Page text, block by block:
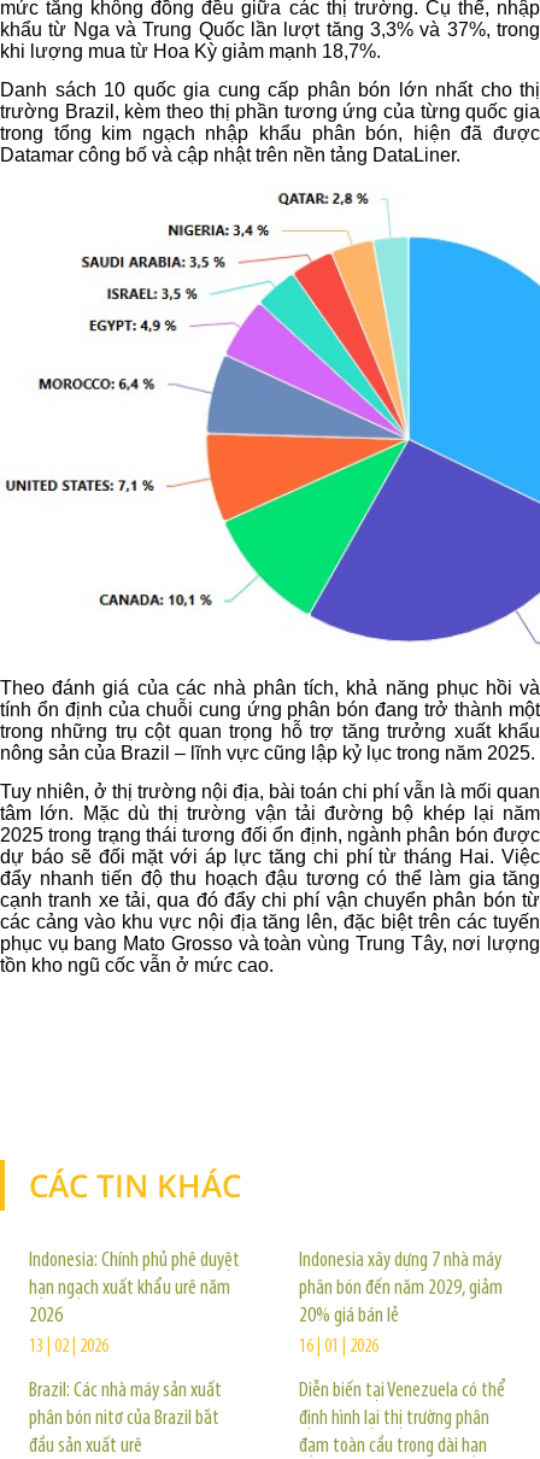
mức tăng không đồng đều giữa các thị trường. Cụ thể, nhập
khẩu từ Nga và Trung Quốc lần lượt tăng 3,3% và 37%, trong
khi lượng mua từ Hoa Kỳ giảm mạnh 18,7%.
Danh sách 10 quốc gia cung cấp phân bón lớn nhất cho thị
trường Brazil, kèm theo thị phần tương ứng của từng quốc gia
trong tổng kim ngạch nhập khẩu phân bón, hiện đã được
Datamar công bố và cập nhật trên nền tảng DataLiner.
Theo đánh giá của các nhà phân tích, khả năng phục hồi và
tính ổn định của chuỗi cung ứng phân bón đang trở thành một
trong những trụ cột quan trọng hỗ trợ tăng trưởng xuất khẩu
nông sản của Brazil – lĩnh vực cũng lập kỷ lục trong năm 2025.
Tuy nhiên, ở thị trường nội địa, bài toán chi phí vẫn là mối quan
tâm lớn. Mặc dù thị trường vận tải đường bộ khép lại năm
2025 trong trạng thái tương đối ổn định, ngành phân bón được
dự báo sẽ đối mặt với áp lực tăng chi phí từ tháng Hai. Việc
đẩy nhanh tiến độ thu hoạch đậu tương có thể làm gia tăng
cạnh tranh xe tải, qua đó đẩy chi phí vận chuyển phân bón từ
các cảng vào khu vực nội địa tăng lên, đặc biệt trên các tuyến
phục vụ bang Mato Grosso và toàn vùng Trung Tây, nơi lượng
tồn kho ngũ cốc vẫn ở mức cao.
CÁC TIN KHÁC
Indonesia: Chính phủ phê duyệt
hạn ngạch xuất khẩu urê năm
2026
13 | 02 | 2026
Brazil: Các nhà máy sản xuất
phân bón nitơ của Brazil bắt
đầu sản xuất urê
Indonesia xây dựng 7 nhà máy
phân bón đến năm 2029, giảm
20% giá bán lẻ
16 | 01 | 2026
Diễn biến tại Venezuela có thể
định hình lại thị trường phân
đạm toàn cầu trong dài hạn